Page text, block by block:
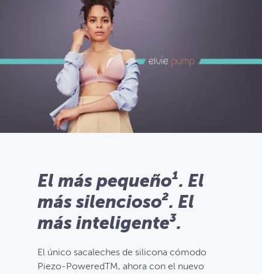
El más pequeño¹. El
más silencioso². El
más inteligente³.
El único sacaleches de silicona cómodo
Piezo-PoweredTM, ahora con el nuevo